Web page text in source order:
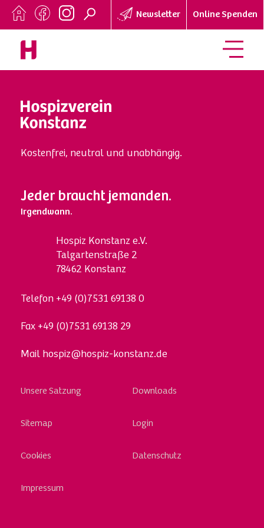
Newsletter Online Spenden
Kostenfrei, neutral und unabhängig.
Jeder braucht jemanden.
Irgendwann.
Hospiz Konstanz e.V.
Talgartenstraße 2
78462 Konstanz
Telefon +49 (0)7531 69138 0
Fax +49 (0)7531 69138 29
Mail hospiz@hospiz-konstanz.de
to
Unsere Satzung Downloads
Sitemap Login
Cookies Datenschutz
Impressum